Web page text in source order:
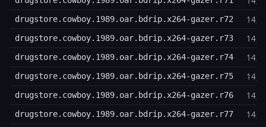
drugstore.cowboy.1989.oar.bdrip.x264-gazer.r72
drugstore.cowboy.1989.oar.bdrip.x264-gazer.r73
drugstore.cowboy.1989.oar.bdrip.x264-gazer.r74
drugstore.cowboy.1989.oar.bdrip.x264-gazer.r75
drugstore.cowboy.1989.oar.bdrip.x264-gazer.r76
drugstore.cowboy.1989.oar.bdrip.x264-gazer.r77